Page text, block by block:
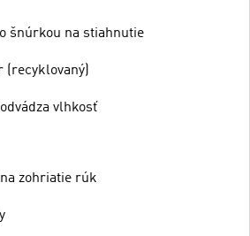
šnúrkou na stiahnutie
(recyklovaný)
vlhkosť
zohriatie rúk